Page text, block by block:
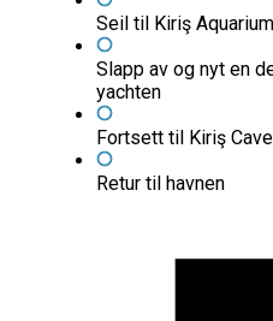
Seil til Kiriş
Slapp av og nyt en
yachten
Fortsett til Kiriş
Retur til havnen